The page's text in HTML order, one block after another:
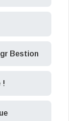
Bestion
!